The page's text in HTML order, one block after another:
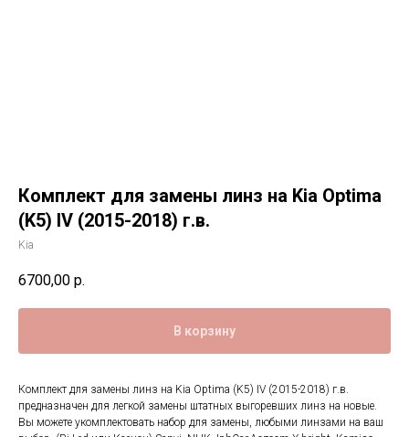
Комплект для замены линз на Kia Optima
(K5) IV (2015-2018) г.в.
Kia
6700,00 р.
В корзину
Комплект для замены линз на Kia Optima (K5) IV (2015-2018) г.в.
предназначен для легкой замены штатных выгоревших линз на новые.
Вы можете укомплектовать набор для замены, любыми линзами на ваш